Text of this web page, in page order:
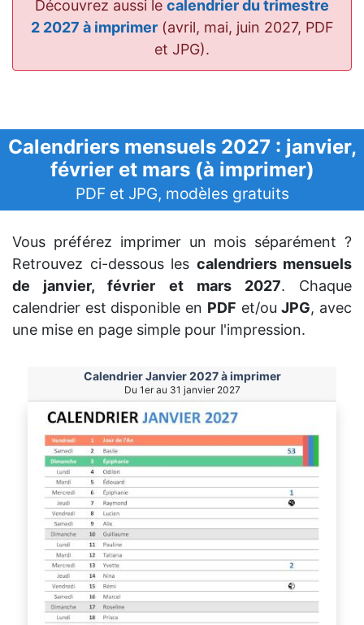
Découvrez aussi le calendrier du trimestre
2 2027 à imprimer(avril, mai, juin 2027, PDF
et JPG).
Calendriers mensuels 2027 : janvier,
février et mars (à imprimer)
PDF et JPG, modèles gratuits
Vous préférez imprimer un mois séparément ?
Retrouvez ci-dessous les calendriers mensuels
de janvier, février et mars 2027. Chaque
calendrier est disponible en PDF et/ouJPG, avec
une mise en page simple pour l'impression.
Calendrier Janvier 2027 à imprimer
Du 1er au 31 janvier 2027